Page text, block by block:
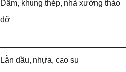
Dầm, khung thép, nhà xưởng tháo
dỡ
Lẫn dầu, nhựa, cao su